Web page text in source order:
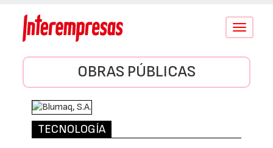
Conmutar
OBRAS PÚBLICAS
TECNOLOGÍA